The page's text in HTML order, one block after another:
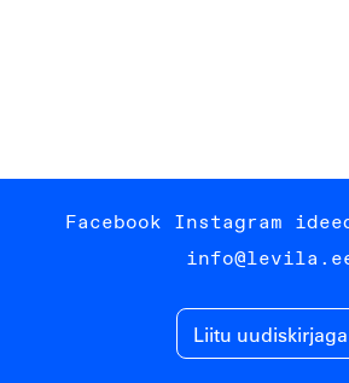
Facebook Instagram
Liitu uudiskirjaga